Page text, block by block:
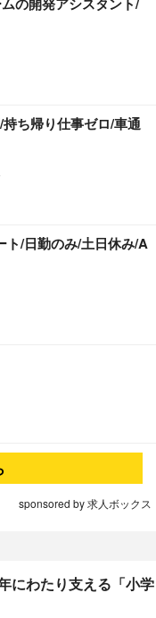
ち帰り仕事ゼロ/車通
ト/日勤のみ/土日休み/A
sponsored by 求人ボックス
にわたり支える「小学